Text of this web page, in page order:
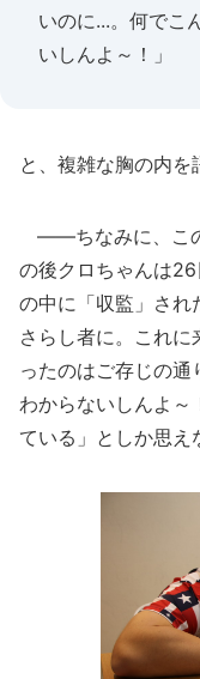
いのに...。何でこ
いしんよ～！」
と、複雑な胸の内を
――ちなみに、こ
の後クロちゃんは
の中に「収監」され
さらし者に。これに
ったのはご存じの通
わからないしんよ～
ている」としか思え